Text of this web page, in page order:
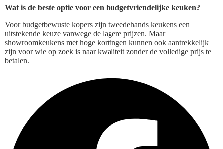
Wat is de beste optie voor een budgetvriendelijke keuken?
Voor budgetbewuste kopers zijn tweedehands keukens een
uitstekende keuze vanwege de lagere prijzen. Maar
showroomkeukens met hoge kortingen kunnen ook aantrekkelijk
zijn voor wie op zoek is naar kwaliteit zonder de volledige prijs te
betalen.